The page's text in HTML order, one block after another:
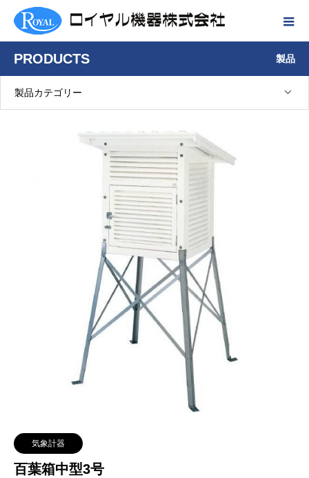
PRODUCTS 製品
製品カテゴリー
気象計器
百葉箱中型3号